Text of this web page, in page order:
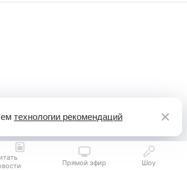
Прямой эфир Шоу
технологии рекомендаций